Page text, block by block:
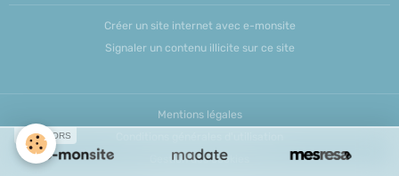
Créer un site internet avec e-monsite
Signaler un contenu illicite sur ce site
Mentions légales
Gestion des cookies
SPONSORS